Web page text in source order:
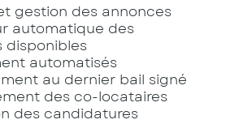
gestion des annonces
automatique des
disponibles
automatisés
au dernier bail signé
des co-locataires
des candidatures